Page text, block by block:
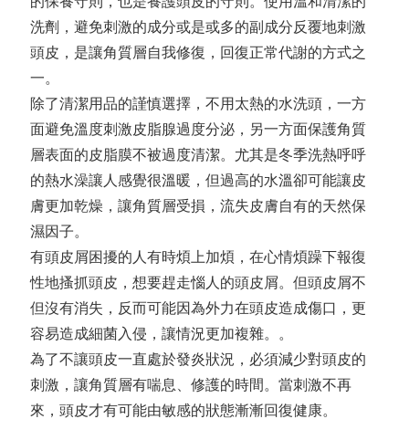
洗劑，避免刺激的成分或是或多的副成分反覆地刺激
頭皮，是讓角質層自我修復，回復正常代謝的方式之
一。
除了清潔用品的謹慎選擇，不用太熱的水洗頭，一方
面避免溫度刺激皮脂腺過度分泌，另一方面保護角質
層表面的皮脂膜不被過度清潔。尤其是冬季洗熱呼呼
的熱水澡讓人感覺很溫暖，但過高的水溫卻可能讓皮
膚更加乾燥，讓角質層受損，流失皮膚自有的天然保
濕因子。
有頭皮屑困擾的人有時煩上加煩，在心情煩躁下報復
性地搔抓頭皮，想要趕走惱人的頭皮屑。但頭皮屑不
但沒有消失，反而可能因為外力在頭皮造成傷口，更
容易造成細菌入侵，讓情況更加複雜。。
為了不讓頭皮一直處於發炎狀況，必須減少對頭皮的
刺激，讓角質層有喘息、修護的時間。當刺激不再
來，頭皮才有可能由敏感的狀態漸漸回復健康。